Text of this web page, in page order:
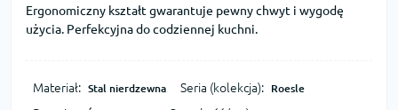
Ergonomiczny kształt gwarantuje pewny chwyt i wygodę
użycia. Perfekcyjna do codziennej kuchni.
Materiał: Stal nierdzewna Seria (kolekcja): Roesle